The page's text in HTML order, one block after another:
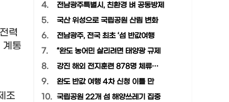
력
계통
조
4. 전남광주특별시, 친환경 벼 공동방제
5. 국산 위성으로 국립공원 산림 변화
6. 전남광주, 전국 최초 ‘섬 반값여행
7. “완도 농어민 살리려면 태양광 규제
8. 강진 해외 전지훈련 878명 체류…
9. 완도 반값 여행 4차 신청 이틀 만
10. 국립공원 22개 섬 해양쓰레기 집중